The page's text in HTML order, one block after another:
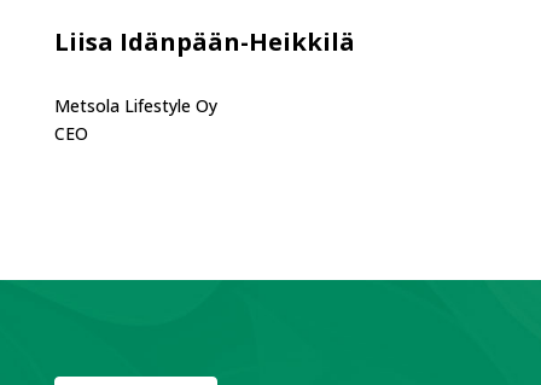
Liisa Idänpään-Heikkilä
Metsola Lifestyle Oy
CEO